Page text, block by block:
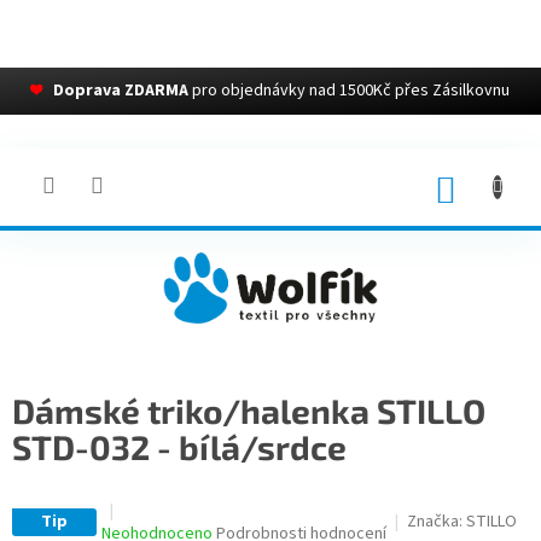
❤ Doprava ZDARMApro objednávky nad 1500Kč přes Zásilkovnu
Dámské triko/halenka STILLO
STD-032 - bílá/srdce
Tip
Průměrné
Neohodnoceno Podrobnosti hodnocení Značka: STILLO